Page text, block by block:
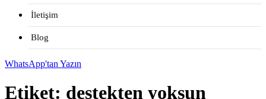
İletişim
Blog
WhatsApp'tan Yazın
Etiket: destekten yoksun